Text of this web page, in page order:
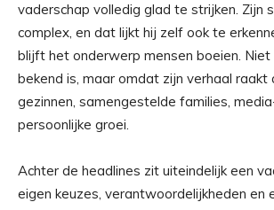
vaderschap volledig glad te strijken. Zijn
complex, en dat lijkt hij zelf ook te
blijft het onderwerp mensen boeien. Niet
bekend is, maar omdat zijn verhaal raakt
gezinnen, samengestelde families,
persoonlijke groei.
Achter de headlines zit uiteindelijk een
eigen keuzes, verantwoordelijkheden en